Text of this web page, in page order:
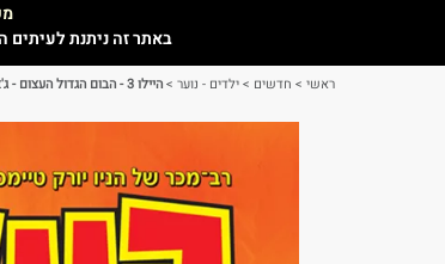
באתר זה ניתנת
ראשי > חדשים >ילדים - נוער >היילו 3 - הבום הגדול העצום - ג'אד ויניק